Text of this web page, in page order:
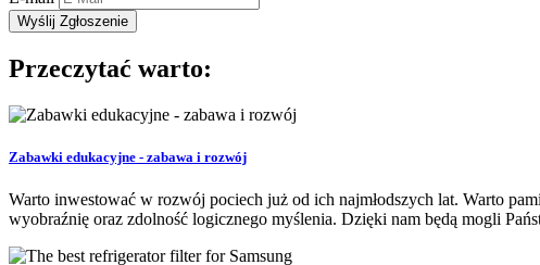
Przeczytać warto:
Zabawki edukacyjne - zabawa i rozwój
Warto inwestować w rozwój pociech już od ich najmłodszych lat. Warto
wyobraźnię oraz zdolność logicznego myślenia. Dzięki nam będą mogli